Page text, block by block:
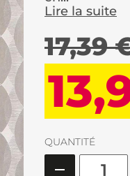
Lire la suite
17,39
QUANTITÉ